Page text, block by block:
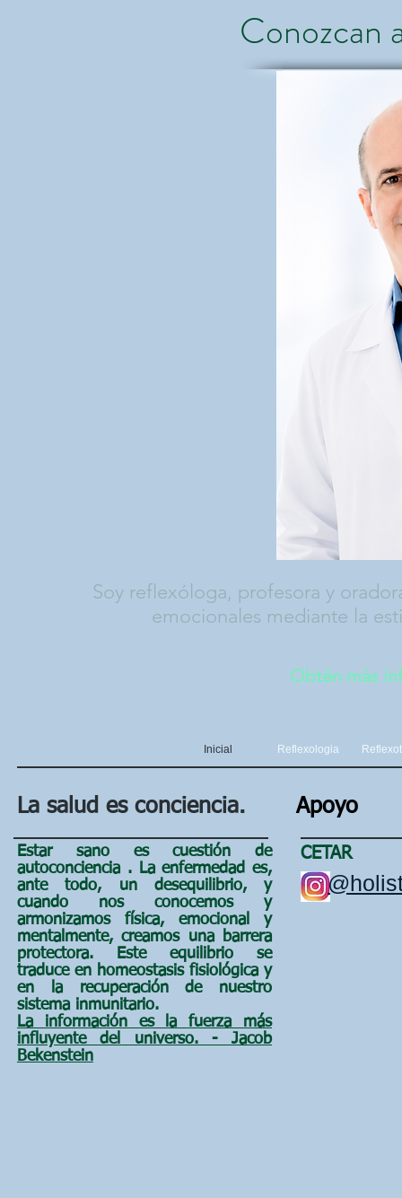
Conozcan
Soy reflexóloga, profesora y
emocionales mediante la
Obtén más
Inicial Reflexologia
La salud es conciencia. Apoyo
Estar sano es cuestión de
autoconciencia . La enfermedad es,
ante todo, un
desequilibrio, y
cuando nos conocemos y
armonizamos física, emocional y
mentalmente, creamos una barrera
protectora. Este equilibrio se
traduce en homeostasis fisiológica y
en la recuperación de nuestro
sistema inmunitario.
La información es la fuerza más
influyente del universo. - Jacob
Bekenstein
CETAR